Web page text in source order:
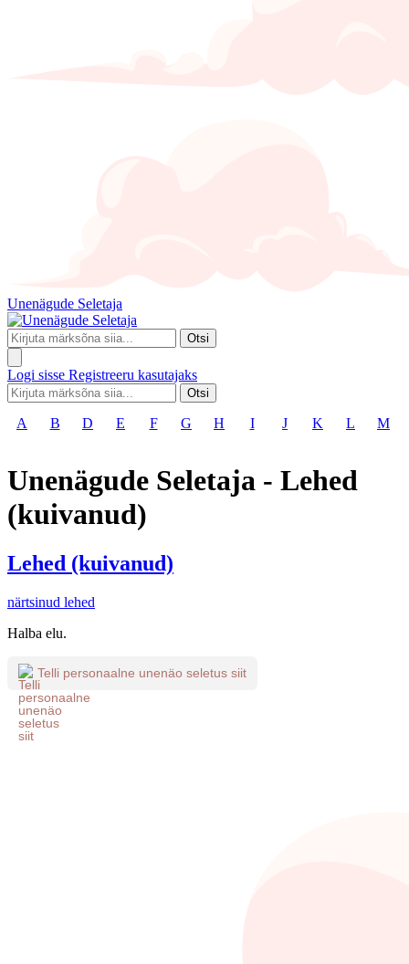
Unenägude Seletaja
Otsi
Logi sisse Registreeru kasutajaks
Otsi
A B D E F G H I J K L M
Unenägude Seletaja - Lehed
(kuivanud)
Lehed (kuivanud)
närtsinud lehed
Halba elu.
Telli personaalne unenäo seletus siit